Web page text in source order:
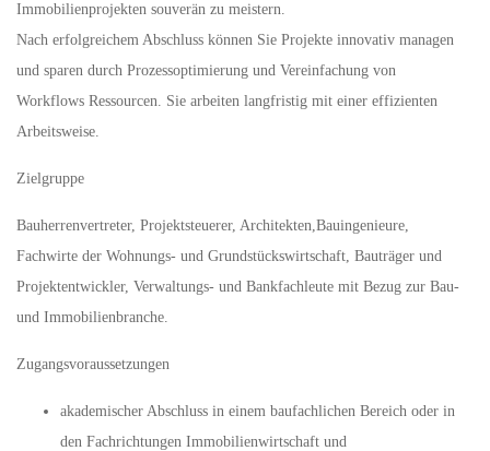
Immobilienprojekten souverän zu meistern.
Nach erfolgreichem Abschluss können Sie Projekte innovativ managen
und sparen durch Prozessoptimierung und Vereinfachung von
Workflows Ressourcen. Sie arbeiten langfristig mit einer effizienten
Arbeitsweise.
Zielgruppe
Bauherrenvertreter, Projektsteuerer, Architekten,Bauingenieure,
Fachwirte der Wohnungs- und Grundstückswirtschaft, Bauträger und
Projektentwickler, Verwaltungs- und Bankfachleute mit Bezug zur Bau-
und Immobilienbranche.
Zugangsvoraussetzungen
akademischer Abschluss in einem baufachlichen Bereich oder in
den Fachrichtungen Immobilienwirtschaft und